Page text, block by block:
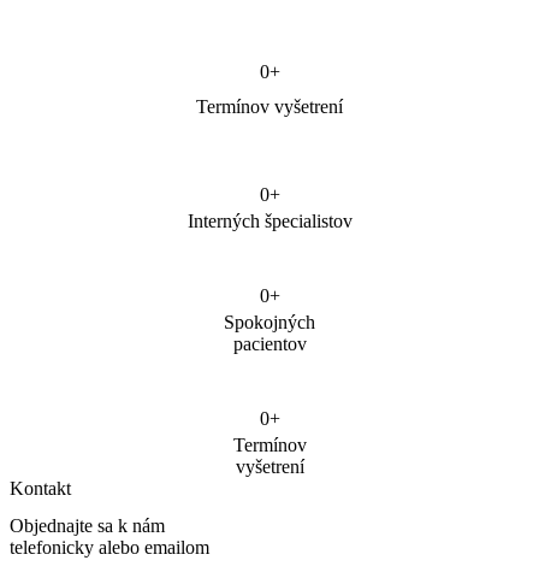
Termínov vyšetrení
0+
0+
Interných špecialistov
0+
Spokojných
pacientov
0+
Termínov
vyšetrení
Kontakt
Objednajte sa k nám
telefonicky alebo emailom